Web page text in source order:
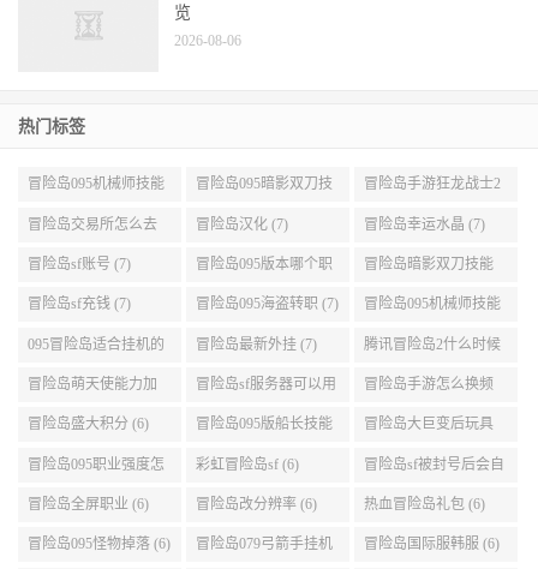
2026-08-06
冒险岛手游解放双手找怪多的地方进行挂机一
冒险岛095机械师技能
展示 (9)
冒险岛095暗影双刀技
能加点 (9)
冒险岛手游狂龙战士2
转 (9)
冒险岛交易所怎么去
(8)
冒险岛汉化 (7) 冒险岛幸运水晶 (7)
冒险岛sf账号 (7) 冒险岛095版本哪个职
业段数高些 (7)
冒险岛暗影双刀技能
加点095版本 (7)
冒险岛sf充钱 (7) 冒险岛095海盗转职 (7) 冒险岛095机械师技能